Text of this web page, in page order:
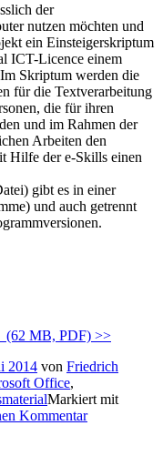
der
nutzen möchten und
ein Einsteigerskriptum
ICT-Licence einem
Skriptum werden die
für die Textverarbeitung
die für ihren
und im Rahmen der
Arbeiten den
Hilfe der e-Skills einen
gibt es in einer
und auch getrennt
(62 MB, PDF) >>
2014 von Friedrich
Office,
Markiert mit
Kommentar